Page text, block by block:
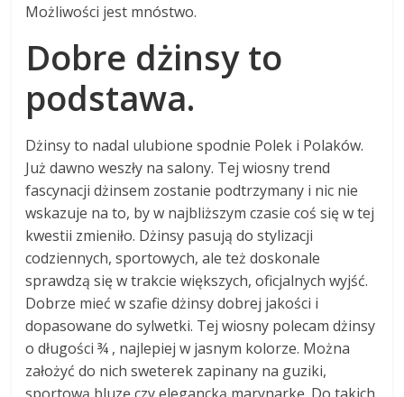
Możliwości jest mnóstwo.
Dobre dżinsy to
podstawa.
Dżinsy to nadal ulubione spodnie Polek i Polaków.
Już dawno weszły na salony. Tej wiosny trend
fascynacji dżinsem zostanie podtrzymany i nic nie
wskazuje na to, by w najbliższym czasie coś się w tej
kwestii zmieniło. Dżinsy pasują do stylizacji
codziennych, sportowych, ale też doskonale
sprawdzą się w trakcie większych, oficjalnych wyjść.
Dobrze mieć w szafie dżinsy dobrej jakości i
dopasowane do sylwetki. Tej wiosny polecam dżinsy
o długości ¾ , najlepiej w jasnym kolorze. Można
założyć do nich sweterek zapinany na guziki,